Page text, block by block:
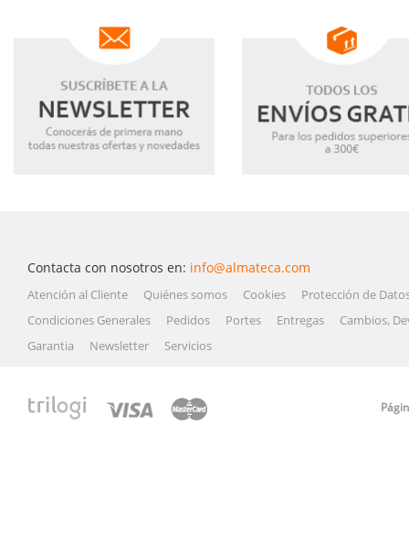
Contacta con nosotros en: info@almateca.com
Atención al Cliente Quiénes somos Cookies
Protección de
Condiciones Generales
Pedidos Portes Entregas
Cambios,
Garantia
Newsletter Servicios